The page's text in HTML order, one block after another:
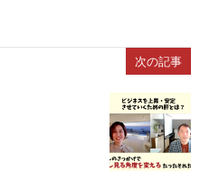
次の記事